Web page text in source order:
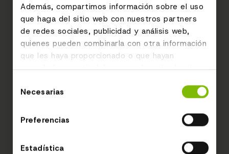
Además, compartimos información sobre el uso
que haga del sitio web con nuestros partners
de redes sociales, publicidad y análisis web,
quienes pueden combinarla con otra información
que les haya proporcionado o que hayan
recopilado a partir del uso que haya hecho de
deNecesarias
Preferencias
Estadística